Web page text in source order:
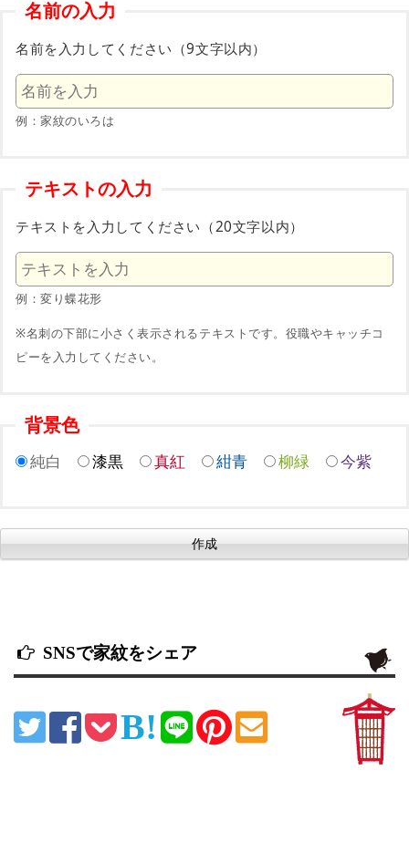
名前の入力
名前を入力してください（9文字以内）
例：家紋のいろは
テキストの入力
テキストを入力してください（20文字以内）
例：変り蝶花形
※名刺の下部に小さく表示されるテキストです。役職やキャッチコ
ピーを入力してください。
背景色
純白 漆黒 真紅 紺青 柳緑 今紫
SNSで家紋をシェア